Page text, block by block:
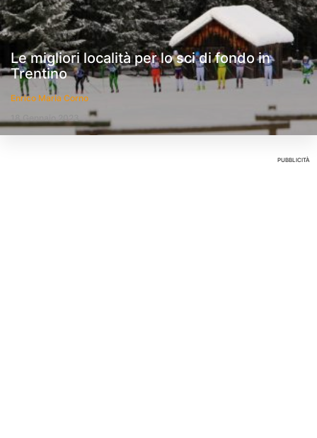
Le migliori località per lo sci di fondo in
Trentino
Enrico Maria Corno
18 Gennaio 2023
PUBBLICITÀ